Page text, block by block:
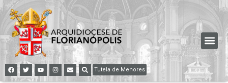
Tutela de Menores